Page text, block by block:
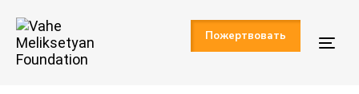
links
primary
navigation
Пожертвовать